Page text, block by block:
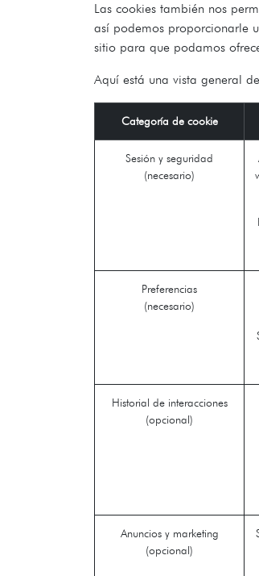
Las cookies también nos
así podemos proporcionarle
sitio para que podamos
Aquí está una vista general
Categoría de cookie
Sesión y seguridad
(necesario)
Preferencias
(necesario)
Historial de interacciones
(opcional)
Anuncios y marketing
(opcional)